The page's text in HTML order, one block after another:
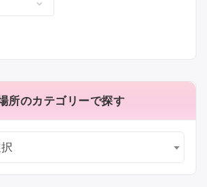
所のカテゴリーで探す